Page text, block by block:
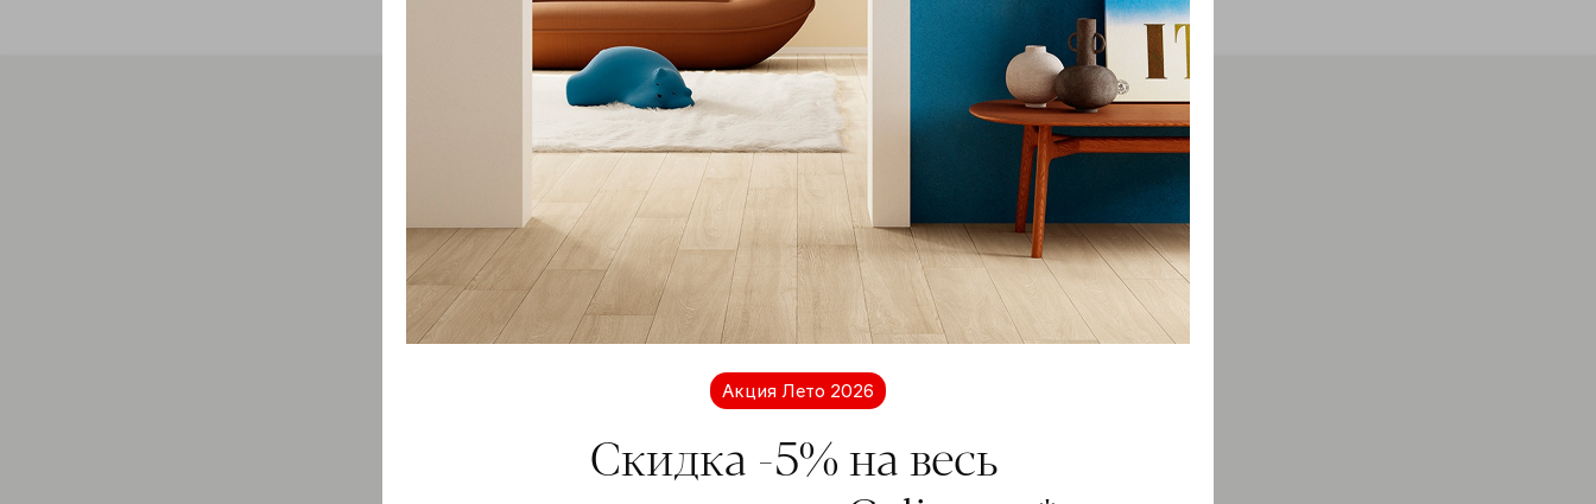
Нужно больше информации?
Мы на связи
Свяжитесь с нами для получения дополнительной информации о
продукции Coliseum. Мы будем рады ответить на ваши вопросы.
Акция Лето 2026
Скидка -5% на весь